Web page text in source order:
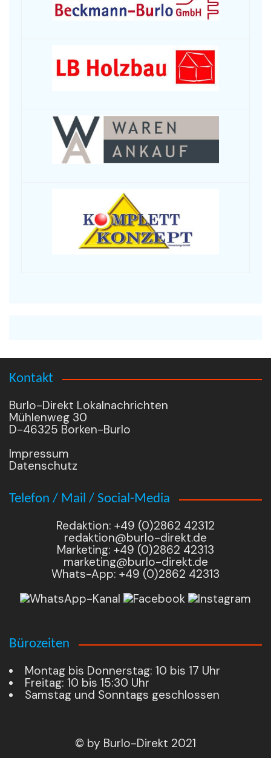
Kontakt
Burlo-Direkt Lokalnachrichten
Mühlenweg 30
D-46325 Borken-Burlo
Impressum
Datenschutz
Telefon / Mail / Social-Media
Redaktion: +49 (0)2862 42312
redaktion@burlo-direkt.de
Marketing: +49 (0)2862 42313
marketing@burlo-direkt.de
Whats-App: +49 (0)2862 42313
Bürozeiten
Montag bis Donnerstag: 10 bis 17 Uhr
Freitag: 10 bis 15:30 Uhr
Samstag und Sonntags geschlossen
© by Burlo-Direkt 2021